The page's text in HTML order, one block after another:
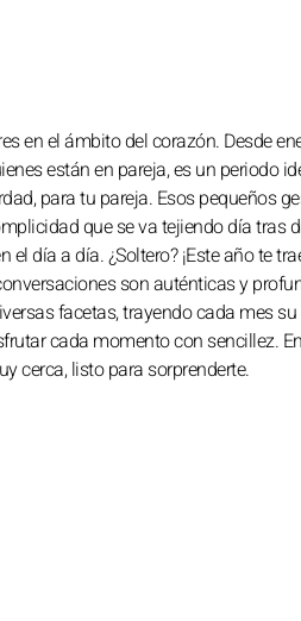
en el ámbito del corazón. Desde
están en pareja, es un periodo
para tu pareja. Esos pequeños
que se va tejiendo día tras
día a día. ¿Soltero? ¡Este año te
son auténticas y
facetas, trayendo cada mes
cada momento con sencillez. En
cerca, listo para sorprenderte.